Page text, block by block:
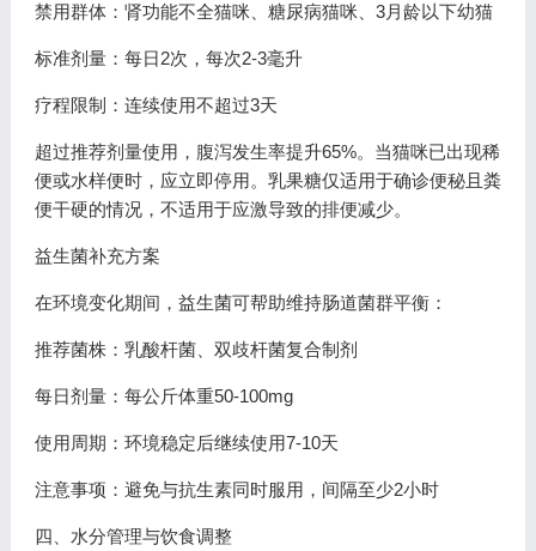
禁用群体：肾功能不全猫咪、糖尿病猫咪、3月龄以下幼猫
标准剂量：每日2次，每次2-3毫升
疗程限制：连续使用不超过3天
超过推荐剂量使用，腹泻发生率提升65%。当猫咪已出现稀
便或水样便时，应立即停用。乳果糖仅适用于确诊便秘且粪
便干硬的情况，不适用于应激导致的排便减少。
益生菌补充方案
在环境变化期间，益生菌可帮助维持肠道菌群平衡：
推荐菌株：乳酸杆菌、双歧杆菌复合制剂
每日剂量：每公斤体重50-100mg
使用周期：环境稳定后继续使用7-10天
注意事项：避免与抗生素同时服用，间隔至少2小时
四、水分管理与饮食调整